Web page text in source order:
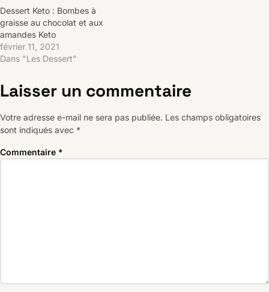
Dessert Keto : Bombes à
graisse au chocolat et aux
amandes Keto
février 11, 2021
Dans "Les Dessert"
Laisser un commentaire
Votre adresse e-mail ne sera pas publiée. Les champs obligatoires
sont indiqués avec *
Commentaire *